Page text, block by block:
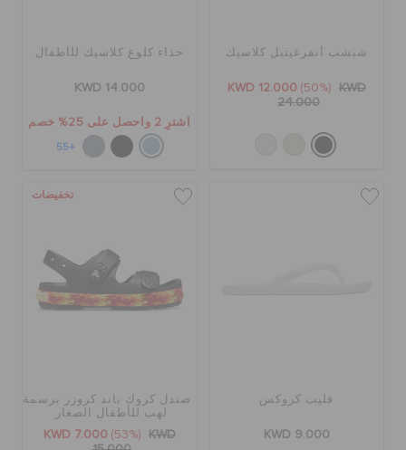
شبشب أنفرغيتبل كلاسيك
KWD 12.000 (50%)
KWD
24.000
حذاء كلوغ كلاسيك للأطفال
KWD 14.000
اشترِ 2 واحصل على 25% خصم
+55
فليب كروكس
KWD 9.000
تخفيضات
صندل كروك باند كروزر برسمة
لهب للأطفال الصغار
KWD 7.000 (53%)
KWD